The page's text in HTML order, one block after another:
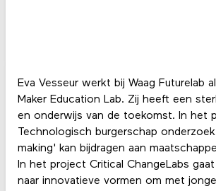
Eva Vesseur werkt bij Waag Futurelab
Maker Education Lab. Zij heeft een
en onderwijs van de toekomst. In het
Technologisch burgerschap
making' kan bijdragen aan
In het project Critical ChangeLabs
naar innovatieve vormen om met